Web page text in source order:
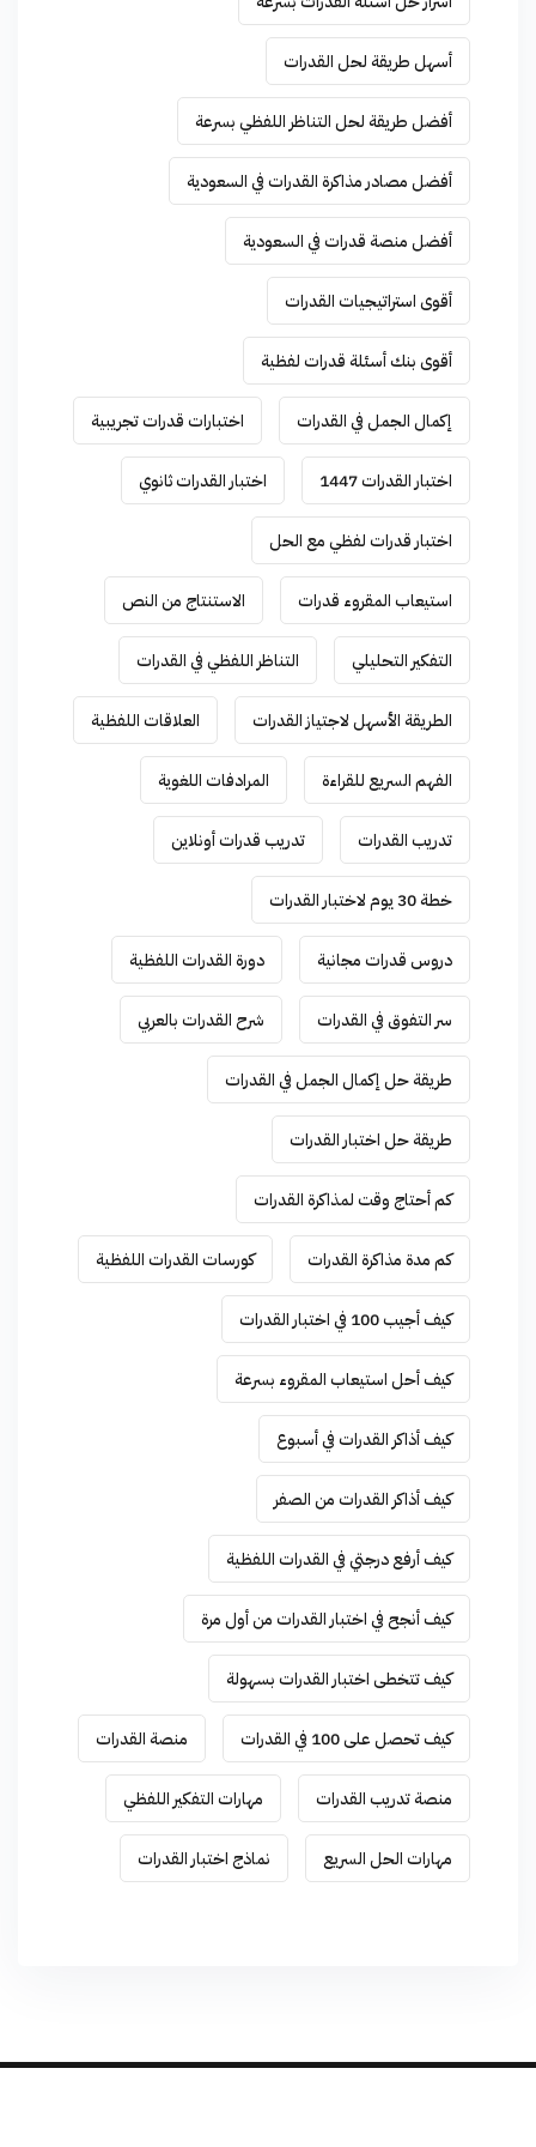
أسهل طريقة لحل القدرات
أفضل طريقة لحل التناظر اللفظي بسرعة
أفضل مصادر مذاكرة القدرات في السعودية
أفضل منصة قدرات في السعودية
أقوى استراتيجيات القدرات
أقوى بنك أسئلة قدرات لفظية
إكمال الجمل في القدرات اختبارات قدرات تجريبية
اختبار القدرات 1447 اختبار القدرات ثانوي
اختبار قدرات لفظي مع الحل
استيعاب المقروء قدرات الاستنتاج من النص
التفكير التحليلي التناظر اللفظي في القدرات
الطريقة الأسهل لاجتياز القدرات العلاقات اللفظية
الفهم السريع للقراءة المرادفات اللغوية
تدريب القدرات تدريب قدرات أونلاين
خطة 30 يوم لاختبار القدرات
دروس قدرات مجانية دورة القدرات اللفظية
سر التفوق في القدرات شرح القدرات بالعربي
طريقة حل إكمال الجمل في القدرات
طريقة حل اختبار القدرات
كم أحتاج وقت لمذاكرة القدرات
كم مدة مذاكرة القدرات كورسات القدرات اللفظية
كيف أجيب 100 في اختبار القدرات
كيف أحل استيعاب المقروء بسرعة
كيف أذاكر القدرات في أسبوع
كيف أذاكر القدرات من الصفر
كيف أرفع درجتي في القدرات اللفظية
كيف أنجح في اختبار القدرات من أول مرة
كيف تتخطى اختبار القدرات بسهولة
كيف تحصل على 100 في القدرات منصة القدرات
منصة تدريب القدرات مهارات التفكير اللفظي
مهارات الحل السريع نماذج اختبار القدرات